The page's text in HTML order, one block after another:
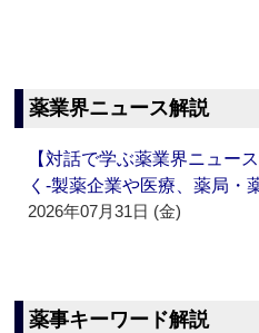
薬業界ニュース解説
【対話で学ぶ薬業界ニュー
く‐製薬企業や医療、薬局
2026年07月31日 (金)
薬事キーワード解説